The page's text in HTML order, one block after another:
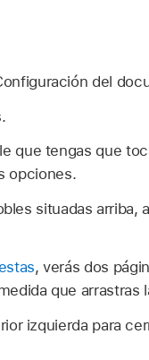
del
que tengas que
opciones.
situadas arriba,
, verás dos
que arrastras
izquierda para